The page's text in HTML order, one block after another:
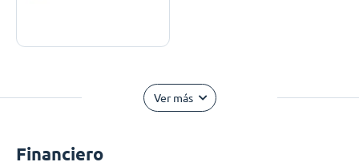
Ver más
Financiero